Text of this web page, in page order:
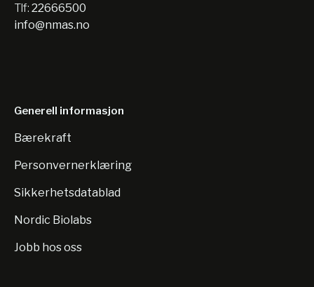
Tlf: 22666500
info@nmas.no
Generell informasjon
Bærekraft
Personvernerklæring
Sikkerhetsdatablad
Nordic Biolabs
Jobb hos oss